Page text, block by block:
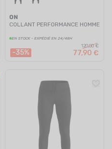
ON
COLLANT PERFORMANCE HOMME
EN STOCK - EXPÉDIÉ EN 24/48H
-35%
120,00 €
77,90 €